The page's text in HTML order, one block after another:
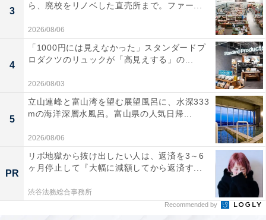
「天然温泉 風の湯河内長野店」の口コミは？
「天然温泉 風の湯河内長野店」には以下のような口コミ
四季折々の花や演出が施された露天風呂は来るたび
に違う表情を見せてくれます。旅気分を味わえる雰
囲気の中でゆったりと天然温泉に浸かれて、仕事の
疲れが一気に吹き飛びました。
炭酸泉とサウナで体が芯から温まり、水風呂との交
3
ら、廃校をリノベした直売所まで。ファー...
2026/08/06
4
「1000円には見えなかった」スタンダードプ
ロダクツのリュックが「高見えする」の...
2026/08/03
5
立山連峰と富山湾を望む展望風呂に、水深333
mの海洋深層水風呂。富山県の人気日帰...
2026/08/06
PR
リボ地獄から抜け出したい人は、返済を3～6
ヶ月停止して『大幅に減額してから返済す...
渋谷法務総合事務所
Recommended by